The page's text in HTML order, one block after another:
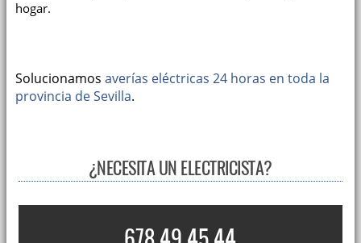
hogar.
Solucionamos averías eléctricas 24 horas en toda la
provincia de Sevilla.
¿NECESITA UN ELECTRICISTA?